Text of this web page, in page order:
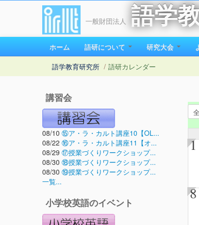
一般財団法人 語学
ホーム 語研について 研究大会
語学教育研究所 / 語研カレンダー
講習会
08/10 ⑮ア・ラ・カルト講座10【OL...
08/22 ⑯ア・ラ・カルト講座11【オ...
08/29 ⑰授業づくりワークショップ...
08/30 ⑱授業づくりワークショップ...
08/30 ⑲授業づくりワークショップ...
一覧...
小学校英語のイベント
1
8